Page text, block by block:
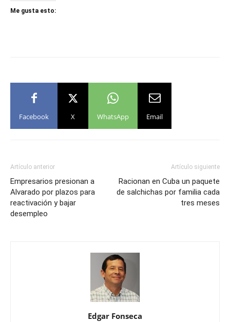
Me gusta esto:
Facebook X WhatsApp Email
Artículo anterior
Empresarios presionan a
Alvarado por plazos para
reactivación y bajar
desempleo
Artículo siguiente
Racionan en Cuba un paquete
de salchichas por familia cada
tres meses
Edgar Fonseca